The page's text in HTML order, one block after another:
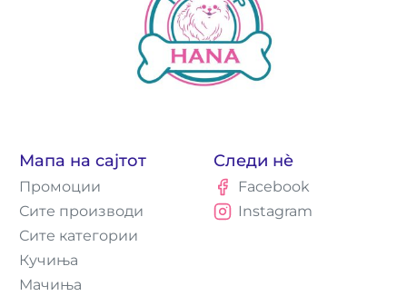
Мапа на сајтот
Промоции
Сите производи
Сите категории
Кучиња
Мачиња
Следи нè
Facebook
Instagram